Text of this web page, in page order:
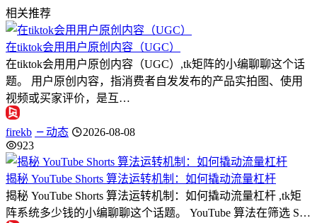
相关推荐
在tiktok会用用户原创内容（UGC）
在tiktok会用用户原创内容（UGC）,tk矩阵的小编聊聊这个话
题。 用户原创内容，指消费者自发发布的产品实拍图、使用
视频或买家评价，是互…
firekb 动态
2026-08-08
923
揭秘 YouTube Shorts 算法运转机制：如何撬动流量杠杆
揭秘 YouTube Shorts 算法运转机制：如何撬动流量杠杆 ,tk矩
阵系统多少钱的小编聊聊这个话题。 YouTube 算法在筛选 S…